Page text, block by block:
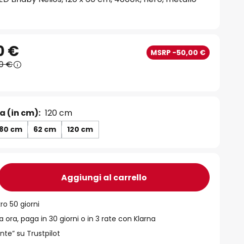
€ MSRP -50,00 €
€
(in cm): 120 cm
80 cm 62 cm 120 cm
Aggiungi al carrello
50 giorni
ora, paga in 30 giorni o in 3 rate con Klarna
su Trustpilot